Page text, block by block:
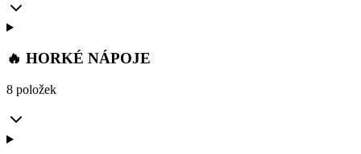
🔥 HORKÉ NÁPOJE
8 položek